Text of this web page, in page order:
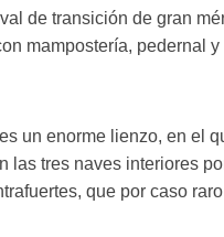
de transición de gran
mampostería, pedernal y
un enorme lienzo, en el
las tres naves interiores
que por caso